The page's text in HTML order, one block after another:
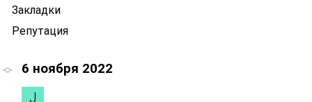
Закладки
Репутация
6 ноября 2022